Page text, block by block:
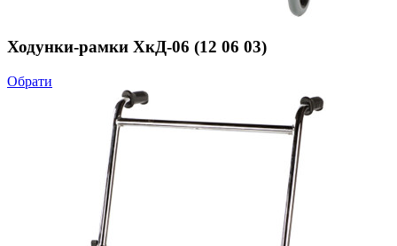
Ходунки-рамки ХкД-06 (12 06 03)
Обрати